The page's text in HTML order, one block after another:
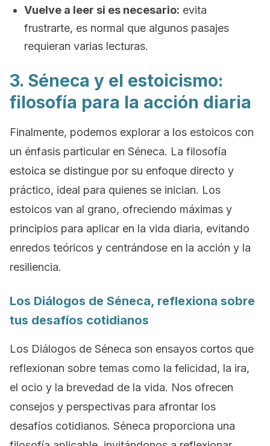
Vuelve a leer si es necesario: evita
frustrarte, es normal que algunos pasajes
requieran varias lecturas.
3. Séneca y el estoicismo:
filosofía para la acción diaria
Finalmente, podemos explorar a los estoicos con
un énfasis particular en Séneca. La filosofía
estoica se distingue por su enfoque directo y
práctico, ideal para quienes se inician. Los
estoicos van al grano, ofreciendo máximas y
principios para aplicar en la vida diaria, evitando
enredos teóricos y centrándose en la acción y la
resiliencia.
Los Diálogos de Séneca, reflexiona sobre
tus desafíos cotidianos
Los Diálogos de Séneca son ensayos cortos que
reflexionan sobre temas como la felicidad, la ira,
el ocio y la brevedad de la vida. Nos ofrecen
consejos y perspectivas para afrontar los
desafíos cotidianos. Séneca proporciona una